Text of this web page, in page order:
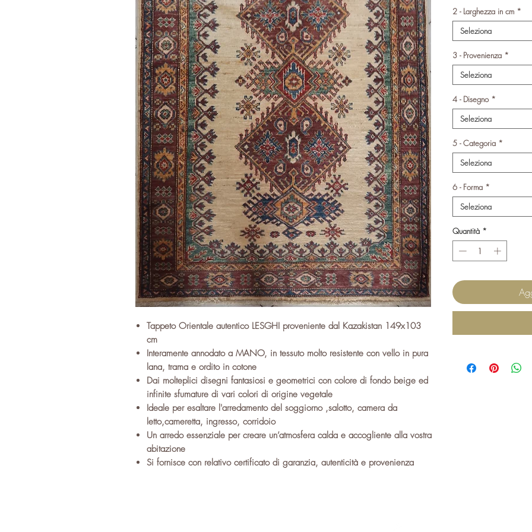
Tappeto Orientale autentico LESGHI proveniente dal Kazakistan 149x103
cm
Interamente annodato a MANO, in tessuto molto resistente con vello in pura
lana, trama e ordito in cotone
Dai molteplici disegni fantasiosi e geometrici con colore di fondo beige ed
infinite sfumature di vari colori di origine vegetale
Ideale per esaltare l'arredamento del soggiorno ,salotto, camera da
letto,cameretta, ingresso, corridoio
Un arredo essenziale per creare un’atmosfera calda e accogliente alla vostra
abitazione
Si fornisce con relativo certificato di garanzia, autenticità e provenienza
2 - Larghezza in cm *
Seleziona
3 - Provenienza *
Seleziona
4 - Disegno *
Seleziona
5 - Categoria *
Seleziona
6 - Forma *
Seleziona
Quantità *